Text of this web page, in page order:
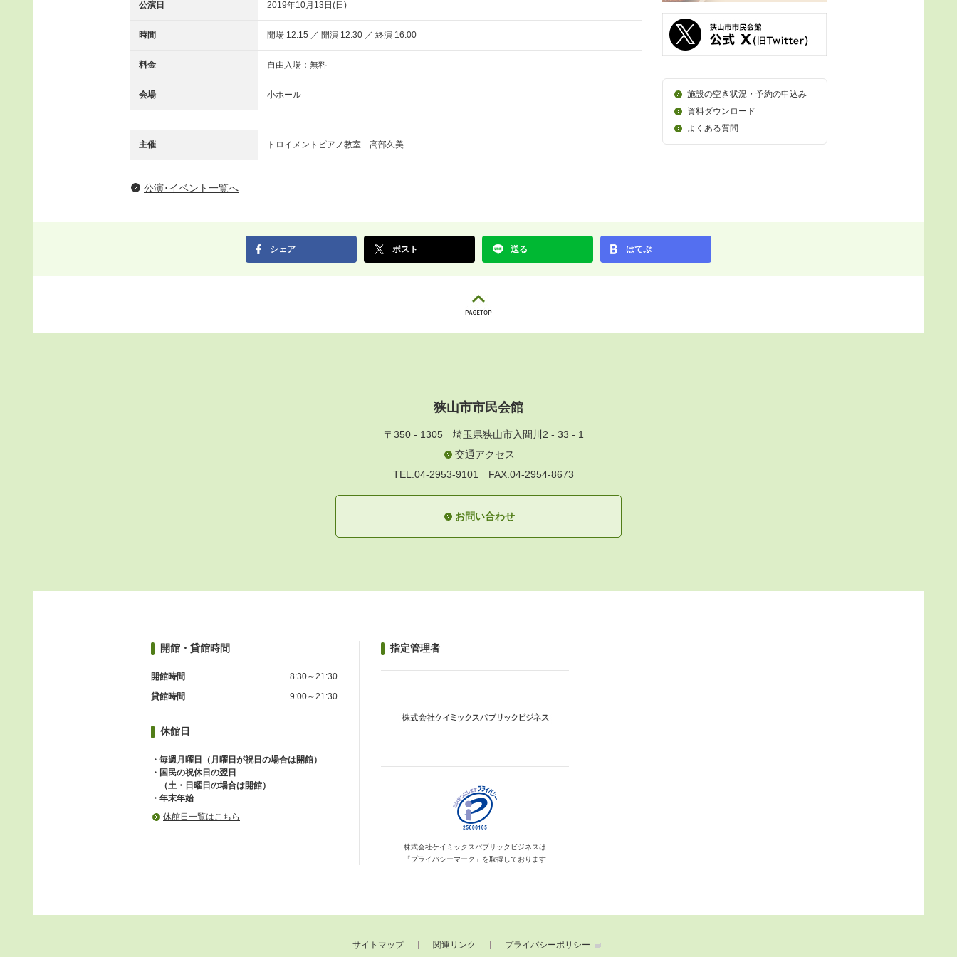
公演日 2019年10月13日(日)
時間 開場 12:15 ／ 開演 12:30 ／ 終演 16:00
料金 自由入場：無料
会場 小ホール
主催 トロイメントピアノ教室 高部久美
公演･イベント一覧へ
施設の空き状況・予約の申込み
資料ダウンロード
よくある質問
シェア ポスト 送る はてぶ
狭山市市民会館
〒350 - 1305 埼玉県狭山市入間川2 - 33 - 1
交通アクセス
TEL.04-2953-9101 FAX.04-2954-8673
お問い合わせ
開館・貸館時間
開館時間
8:30～21:30
貸館時間
9:00～21:30
休館日
・毎週月曜日（月曜日が祝日の場合は開館）
・国民の祝休日の翌日
（土・日曜日の場合は開館）
・年末年始
休館日一覧はこちら
指定管理者
株式会社ケイミックスパブリックビジネスは
「プライバシーマーク」を取得しております
サイトマップ 関連リンク プライバシーポリシー